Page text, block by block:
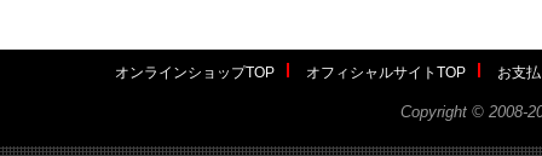
オンラインショップTOP オフィシャルサイトTOP お支
Copyright © 2008-